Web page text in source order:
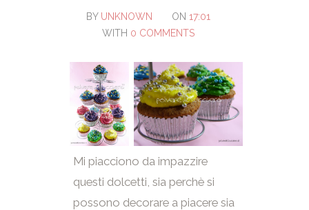
BY UNKNOWN ON 17:01
WITH 0 COMMENTS
Mi piacciono da impazzire
questi dolcetti, sia perchè si
possono decorare a piacere sia